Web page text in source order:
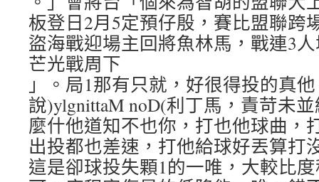
板登日2月5定預仔殷，賽比盟聯跨
盜海戰迎場主回將魚林馬，戰連3
芒光戰周下
」。局1那有只就，好很得投的真
說)ylgnittaM noD(利丁馬，責苛未
麼什他道知不也你，打也他球曲，
出投都也差速，打他給球好丟算打
這是卻球投失顆1的一唯，大較比